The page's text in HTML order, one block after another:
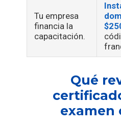
Tu empresa
financia la
capacitación.
Qué
examen